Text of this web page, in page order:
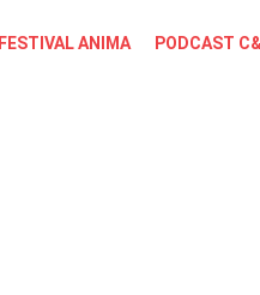
FESTIVAL ANIMA PODCAST